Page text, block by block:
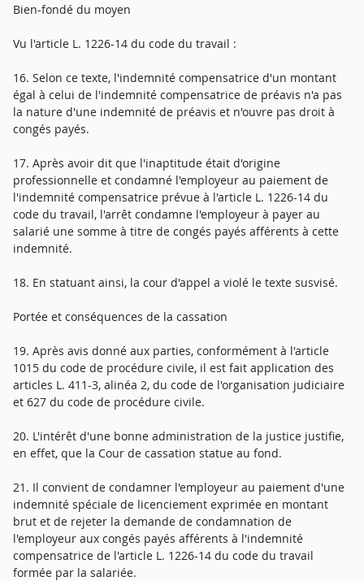
Bien-fondé du moyen
Vu l'article L. 1226-14 du code du travail :
16. Selon ce texte, l'indemnité compensatrice d'un montant
égal à celui de l'indemnité compensatrice de préavis n'a pas
la nature d'une indemnité de préavis et n'ouvre pas droit à
congés payés.
17. Après avoir dit que l'inaptitude était d'origine
professionnelle et condamné l'employeur au paiement de
l'indemnité compensatrice prévue à l'article L. 1226-14 du
code du travail, l'arrêt condamne l'employeur à payer au
salarié une somme à titre de congés payés afférents à cette
indemnité.
18. En statuant ainsi, la cour d'appel a violé le texte susvisé.
Portée et conséquences de la cassation
19. Après avis donné aux parties, conformément à l'article
1015 du code de procédure civile, il est fait application des
articles L. 411-3, alinéa 2, du code de l'organisation judiciaire
et 627 du code de procédure civile.
20. L'intérêt d'une bonne administration de la justice justifie,
en effet, que la Cour de cassation statue au fond.
21. Il convient de condamner l'employeur au paiement d'une
indemnité spéciale de licenciement exprimée en montant
brut et de rejeter la demande de condamnation de
l'employeur aux congés payés afférents à l'indemnité
compensatrice de l'article L. 1226-14 du code du travail
formée par la salariée.